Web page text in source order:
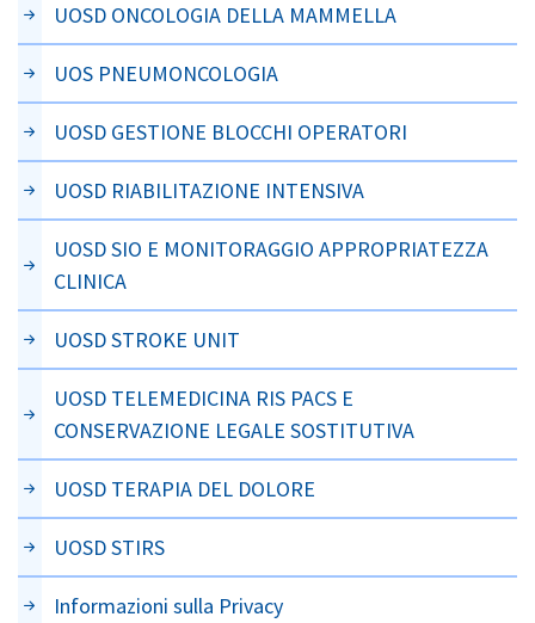
UOSD ONCOLOGIA DELLA MAMMELLA
UOS PNEUMONCOLOGIA
UOSD GESTIONE BLOCCHI OPERATORI
UOSD RIABILITAZIONE INTENSIVA
UOSD SIO E MONITORAGGIO APPROPRIATEZZA
CLINICA
UOSD STROKE UNIT
UOSD TELEMEDICINA RIS PACS E
CONSERVAZIONE LEGALE SOSTITUTIVA
UOSD TERAPIA DEL DOLORE
UOSD STIRS
Informazioni sulla Privacy